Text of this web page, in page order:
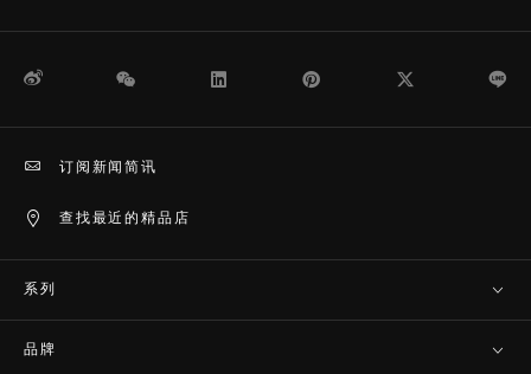
微博 WeChat Pinterest
查找最近的精品店
订阅新闻简讯
系列
品牌